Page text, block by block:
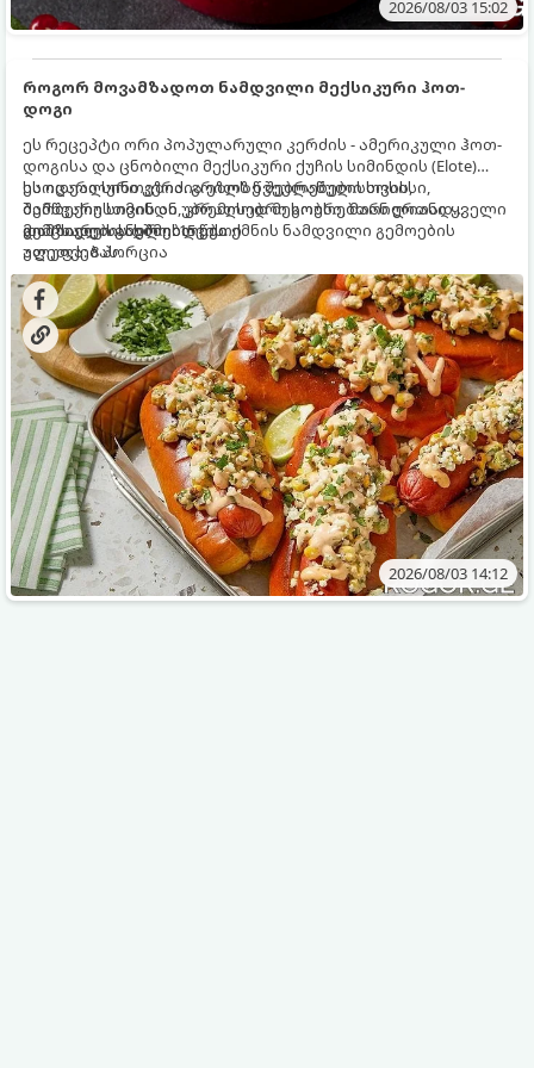
2026/08/03 15:02
როგორ მოვამზადოთ ნამდვილი მექსიკური ჰოთ-
დოგი
ეს რეცეპტი ორი პოპულარული კერძის - ამერიკული ჰოთ-
დოგისა და ცნობილი მექსიკური ქუჩის სიმინდის (Elote)
საოცარი სინთეზია. გრილზე შებრაწული სოსისი,
შემწვარი სიმინდი, კრემისებრი სოუსი, მარილიანი ყველი
და ცხარე სანელებლები ქმნის ნამდვილი გემოების
აფეთქებას.
ეს იდეალური კერძია ეზოს წვეულებებისთვის,
ბარბექიუსთვის ან უბრალოდ მეგობრებთან ერთად
გემრიელი ვახშმისთვის.
მომზადების დრო: 15 წუთი
ულუფა: 8 პორცია
2026/08/03 14:12